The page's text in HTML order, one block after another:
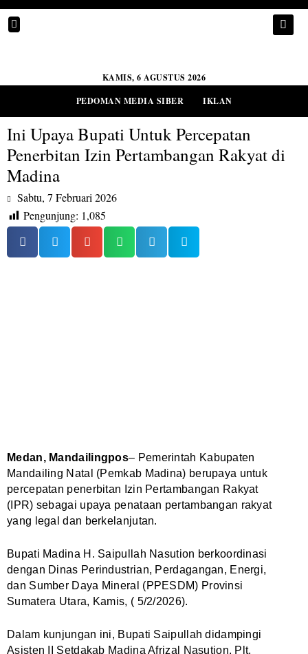
KAMIS, 6 AGUSTUS 2026
PEDOMAN MEDIA SIBER
IKLAN
Ini Upaya Bupati Untuk Percepatan
Penerbitan Izin Pertambangan Rakyat di
Madina
Sabtu, 7 Februari 2026
Pengunjung: 1,085
Medan, Mandailingpos– Pemerintah Kabupaten
Mandailing Natal (Pemkab Madina) berupaya untuk
percepatan penerbitan Izin Pertambangan Rakyat
(IPR) sebagai upaya penataan pertambangan rakyat
yang legal dan berkelanjutan.
Bupati Madina H. Saipullah Nasution berkoordinasi
dengan Dinas Perindustrian, Perdagangan, Energi,
dan Sumber Daya Mineral (PPESDM) Provinsi
Sumatera Utara, Kamis, ( 5/2/2026).
Dalam kunjungan ini, Bupati Saipullah didampingi
Asisten II Setdakab Madina Afrizal Nasution, Plt.